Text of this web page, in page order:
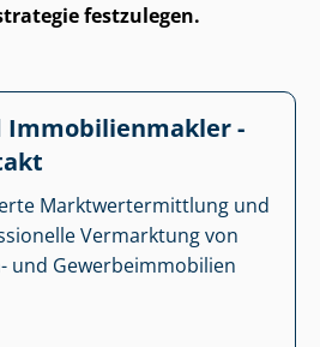
festzulegen.
Im­mo­bi­li­en­mak­ler -
Markt­wert­ermitt­lung und
Vermarktung von
und Ge­wer­be­im­mo­bi­li­en